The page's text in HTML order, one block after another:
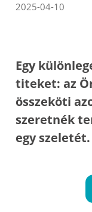
2025-04-10
Egy
titeket: az
összeköti
szeretnék
egy szeletét.